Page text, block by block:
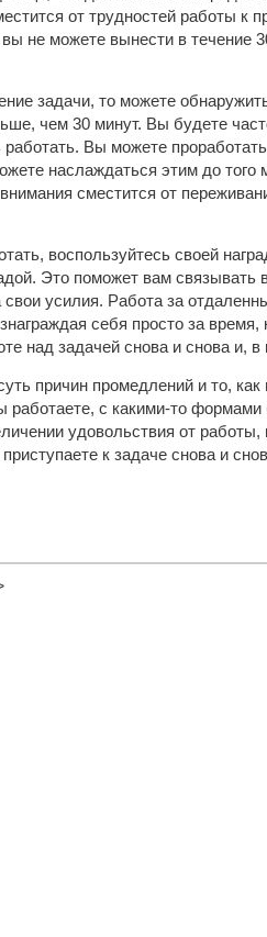
от трудностей работы
вы не можете вынести в
задачи, то можете
чем 30 минут. Вы будете
Вы можете
наслаждаться этим до того
сместится от
воспользуйтесь своей
Это поможет вам связывать
усилия. Работа за
себя просто за
над задачей снова и снова и,
причин промедлений и то,
работаете, с какими-то
удовольствия от
к задаче снова и